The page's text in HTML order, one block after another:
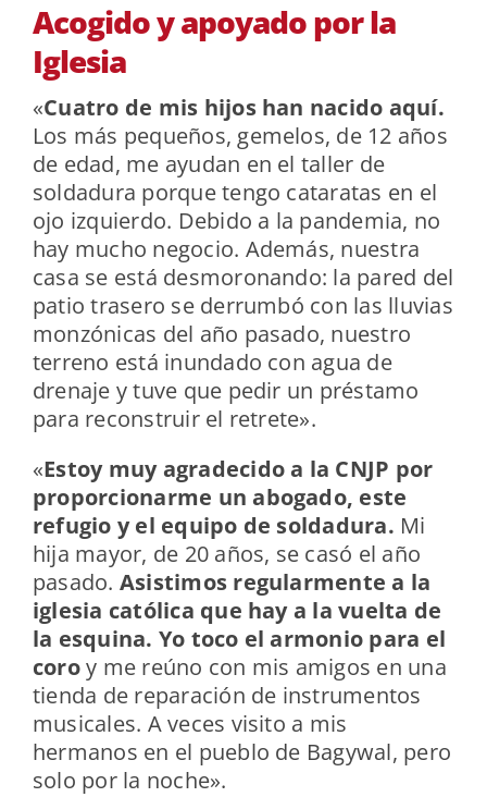
Acogido y apoyado por la
Iglesia
«Cuatro de mis hijos han nacido aquí.
Los más pequeños, gemelos, de 12 años
de edad, me ayudan en el taller de
soldadura porque tengo cataratas en el
ojo izquierdo. Debido a la pandemia, no
hay mucho negocio. Además, nuestra
casa se está desmoronando: la pared del
patio trasero se derrumbó con las lluvias
monzónicas del año pasado, nuestro
terreno está inundado con agua de
drenaje y tuve que pedir un préstamo
para reconstruir el retrete».
«Estoy muy agradecido a la CNJP por
proporcionarme un abogado, este
refugio y el equipo de soldadura. Mi
hija mayor, de 20 años, se casó el año
pasado. Asistimos regularmente a la
iglesia católica que hay a la vuelta de
la esquina. Yo toco el armonio para el
coroy me reúno con mis amigos en una
tienda de reparación de instrumentos
musicales. A veces visito a mis
hermanos en el pueblo de Bagywal, pero
solo por la noche».